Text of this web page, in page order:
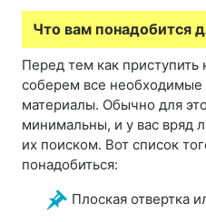
Что вам понадобится
Перед тем как приступить
соберем все необходимые
материалы. Обычно для
минимальны, и у вас вряд
их поиском. Вот список
понадобиться:
Плоская отвертка